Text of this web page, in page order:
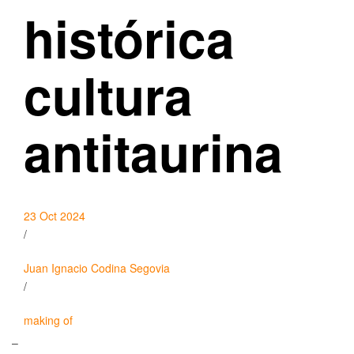
histórica
cultura
antitaurina
23 Oct 2024
/
Juan Ignacio Codina Segovia
/
making of
–